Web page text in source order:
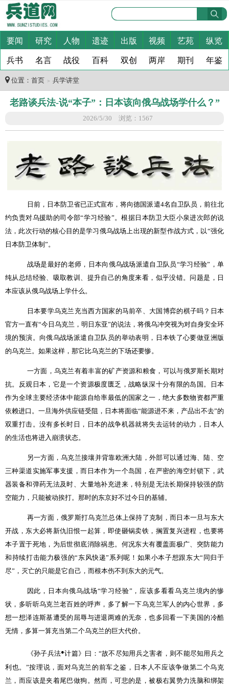
要闻 研究 人物 遗迹 出版 视频 艺苑 纵览
兵书 名言 战役 百科 双创 两岸 期刊 年鉴
位置： 首页 ＞ 兵学讲堂
老路谈兵法-说“本子”：日本该向俄乌战场学什么？”
2026/5/30 浏览：1567
日前，日本防卫省已正式宣布，将向德国派遣4名自卫队员，前往北
约负责对乌援助的司令部“学习经验”。根据日本防卫大臣小泉进次郎的说
法，此次行动的核心目的是学习俄乌战场上出现的新型作战方式，以“强化
日本防卫体制 ”。
战场是最好的老师，日本向俄乌战场派遣自卫队员“学习经验” ，单
纯从总结经验、吸取教训、提升自己的角度来看，似乎没错。问题是，日
本应该从俄乌战场上学什么。
日本要学乌克兰充当西方国家的马前卒、大国博弈的棋子吗？日本
官方一直有“今日乌克兰，明日东亚”的说法，将俄乌冲突视为对自身安全环
境的预演。向俄乌战场派遣自卫队员的举动表明，日本铁了心要做亚洲版
的乌克兰。如果这样，那它比乌克兰的下场还要惨。
一方面，乌克兰有着丰富的矿产资源和粮食，可以与俄罗斯长期对
抗。反观日本，它是一个资源极度匮乏，战略纵深十分有限的岛国。日本
作为全球主要经济体中能源自给率最低的国家之一，绝大多数物资都严重
依赖进口。一旦海外供应链受阻，日本将面临“能源进不来，产品出不去”的
双重打击。没有多长时日，日本的战争机器就将失去运转的动力，日本人
的生活也将进入崩溃状态。
另一方面，乌克兰接壤并背靠欧洲大陆，外部可以通过海、陆、空
三种渠道实施军事支援，而日本作为一个岛国，在严密的海空封锁下，武
器装备和弹药无法及时、大量地补充进来，特别是无法长期保持较强的防
空能力，只能被动挨打。那时的东京好不过今日的基辅。
再一方面，俄罗斯打乌克兰总体上保持了克制，而日本一旦与东大
开战，东大必将新仇旧恨一起算，即使砸锅卖铁，搁置复兴进程，也要将
本子置于死地，为后世彻底消除祸患。何况东大有覆盖面极广、突防能力
和持续打击能力极强的“东风快递” 系列呢！如果小本子想跟东大“ 同归于
尽” ，灭亡的只能是它自己，而根本伤不到东大的元气。
因此，日本向俄乌战场“学习经验” ，应该多看看乌克兰境内的惨
状，多听听乌克兰老百姓的呼声，多了解一下乌克兰军人的内心世界，多
想一想泽连斯基遭受的屈辱与进退两难的无奈，也多回看一下美国的冷酷
无情，多算一算充当第二个乌克兰的巨大代价。
《孙子兵法●计篇》曰： “故不尽知用兵之害者，则不能尽知用兵之
利也。 ”按理说，面对乌克兰的前车之鉴，日本人不应该争做第二个乌克
兰，而应该是夹着尾巴做狗。然而，可悲的是，被极右翼势力洗脑和绑架